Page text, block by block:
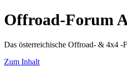
Offroad-Forum
Das österreichische Offroad- & 4x4 -
Zum Inhalt